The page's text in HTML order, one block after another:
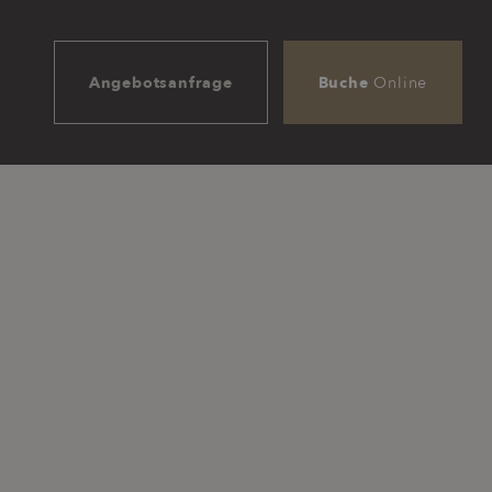
Angebotsanfrage
Buche Online